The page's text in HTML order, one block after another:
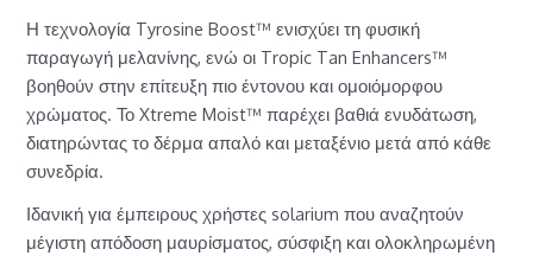
Η τεχνολογία Tyrosine Boost™ ενισχύει τη φυσική
παραγωγή μελανίνης, ενώ οι Tropic Tan Enhancers™
βοηθούν στην επίτευξη πιο έντονου και ομοιόμορφου
χρώματος. Το Xtreme Moist™ παρέχει βαθιά ενυδάτωση,
διατηρώντας το δέρμα απαλό και μεταξένιο μετά από κάθε
συνεδρία.
Ιδανική για έμπειρους χρήστες solarium που αναζητούν
μέγιστη απόδοση μαυρίσματος, σύσφιξη και ολοκληρωμένη